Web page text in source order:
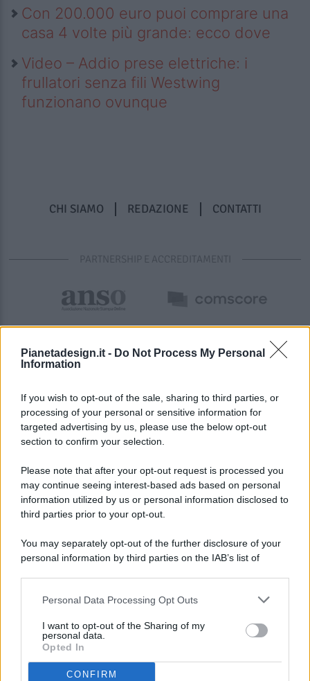
Pianetadesign.it - Do Not Process My Personal
Information
If you wish to opt-out of the sale, sharing to third parties, or
processing of your personal or sensitive information for
targeted advertising by us, please use the below opt-out
section to confirm your selection.
Please note that after your opt-out request is processed you
may continue seeing interest-based ads based on personal
information utilized by us or personal information disclosed to
third parties prior to your opt-out.
You may separately opt-out of the further disclosure of your
personal information by third parties on the IAB’s list of
This information may also be disclosed by us to third parties
disclose it to other third parties.
Personal Data Processing Opt Outs
I want to opt-out of the Sharing of my
personal data.
Opted In
CONFIRM
Con 200.000 euro puoi comprare una
casa 4 volte più grande: ecco dove
Video – Addio prese elettriche: i
frullatori senza fili Westwing
funzionano ovunque
CHI SIAMO REDAZIONE CONTATTI
PARTNERSHIP E ACCREDITAMENTI
© 2026 - Pianeta Design - P.IVA 04827280654 - Testata
Registrata Al Tribunale Di Nocera Inferiore N. 8/2020 - RG N.
ISCRIZIONE AL ROC N. 35792 – ISCRITTA ALL’ANSO
(ASSOCIAZIONE NAZIONALE STAMPA ONLINE)
PREFERENZE PRIVACY